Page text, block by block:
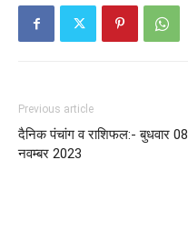
Previous article
दैनिक पंचांग व राशिफल:- बुधवार 08
नवम्बर 2023